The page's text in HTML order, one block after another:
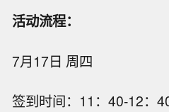
活动流程：
7月17日 周四
签到时间：11：40-12：